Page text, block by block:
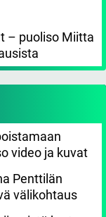
– puoliso Miitta
video ja kuvat
Penttilän
välikohtaus